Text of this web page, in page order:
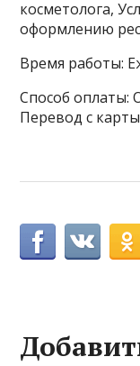
косметолога,
оформлению
Время работы:
Способ оплаты:
Перевод с